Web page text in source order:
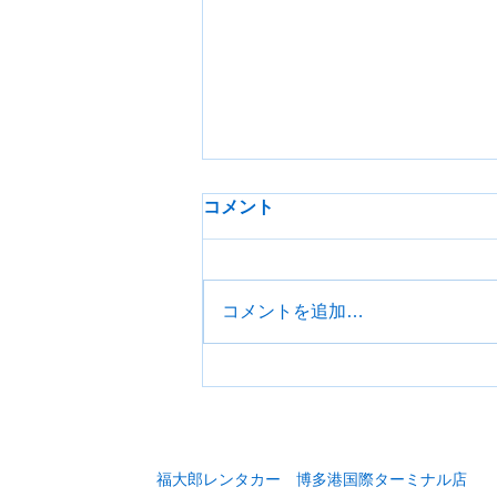
長期福利イベント
コメント
コメントを追加…
福大郎レンタカー 博多港国際ターミナル店